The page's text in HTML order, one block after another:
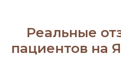
Реальные
пациентов на